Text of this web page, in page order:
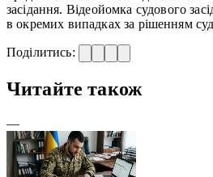
засідання. Відеойомка судового
в окремих випадках за рішенням
Поділитись:
Читайте також
—